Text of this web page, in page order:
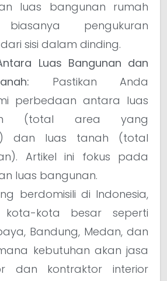
luas bangunan rumah
pengukuran
sisi dalam dinding.
Luas Bangunan dan
Pastikan Anda
perbedaan antara luas
(total area yang
dan luas tanah (total
Artikel ini fokus pada
luas bangunan.
berdomisili di Indonesia,
kota besar seperti
Bandung, Medan, dan
kebutuhan akan jasa
dan kontraktor interior